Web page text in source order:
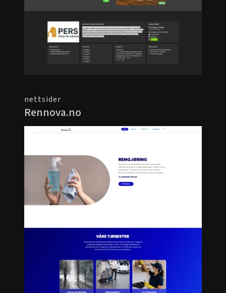
nettsider
Rennova.no